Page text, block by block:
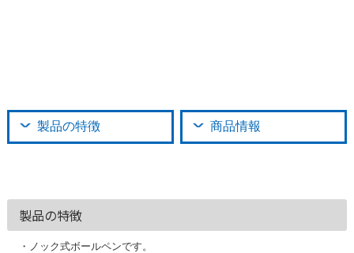
製品の特徴 商品情報
製品の特徴
・ノック式ボールペンです。